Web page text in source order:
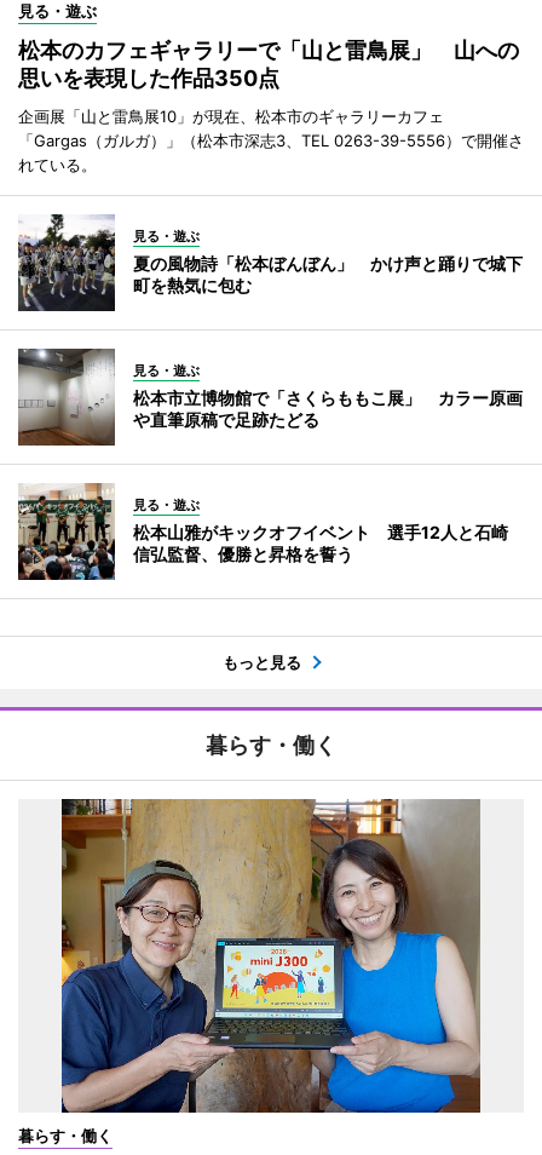
見る・遊ぶ
松本のカフェギャラリーで「山と雷鳥展」 山への
思いを表現した作品350点
企画展「山と雷鳥展10」が現在、松本市のギャラリーカフェ
「Gargas（ガルガ）」（松本市深志3、TEL 0263-39-5556）で開催さ
れている。
見る・遊ぶ
夏の風物詩「松本ぼんぼん」 かけ声と踊りで城下
町を熱気に包む
見る・遊ぶ
松本市立博物館で「さくらももこ展」 カラー原画
や直筆原稿で足跡たどる
見る・遊ぶ
松本山雅がキックオフイベント 選手12人と石崎
信弘監督、優勝と昇格を誓う
もっと見る
暮らす・働く
暮らす・働く